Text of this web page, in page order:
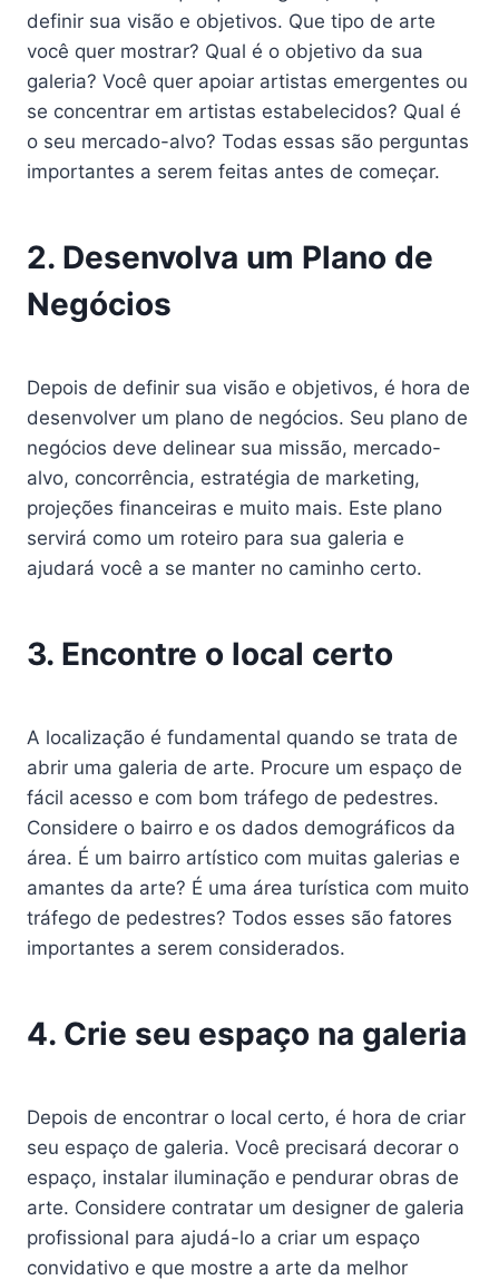
definir sua visão e objetivos. Que tipo de arte
você quer mostrar? Qual é o objetivo da sua
galeria? Você quer apoiar artistas emergentes ou
se concentrar em artistas estabelecidos? Qual é
o seu mercado-alvo? Todas essas são perguntas
importantes a serem feitas antes de começar.
2. Desenvolva um Plano de
Negócios
Depois de definir sua visão e objetivos, é hora de
desenvolver um plano de negócios. Seu plano de
negócios deve delinear sua missão, mercado-
alvo, concorrência, estratégia de marketing,
projeções financeiras e muito mais. Este plano
servirá como um roteiro para sua galeria e
ajudará você a se manter no caminho certo.
3. Encontre o local certo
A localização é fundamental quando se trata de
abrir uma galeria de arte. Procure um espaço de
fácil acesso e com bom tráfego de pedestres.
Considere o bairro e os dados demográficos da
área. É um bairro artístico com muitas galerias e
amantes da arte? É uma área turística com muito
tráfego de pedestres? Todos esses são fatores
importantes a serem considerados.
4. Crie seu espaço na galeria
Depois de encontrar o local certo, é hora de criar
seu espaço de galeria. Você precisará decorar o
espaço, instalar iluminação e pendurar obras de
arte. Considere contratar um designer de galeria
profissional para ajudá-lo a criar um espaço
convidativo e que mostre a arte da melhor